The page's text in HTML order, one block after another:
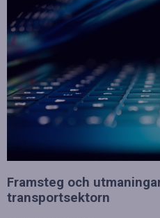
Framsteg och
transportsektorn